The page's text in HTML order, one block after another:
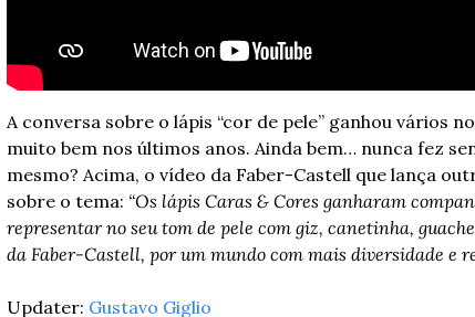
A conversa sobre o lápis “cor de pele” ganhou vários
muito bem nos últimos anos. Ainda bem… nunca fez
mesmo? Acima, o vídeo da Faber-Castell que lança
sobre o tema: “Os lápis Caras & Cores ganharam
representar no seu tom de pele com giz, canetinha,
da Faber-Castell, por um mundo com mais diversidade e
Updater: Gustavo Giglio